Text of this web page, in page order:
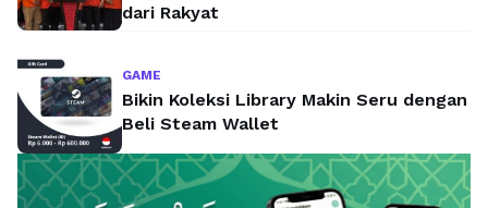
dari Rakyat
GAME
Bikin Koleksi Library Makin Seru dengan
Beli Steam Wallet